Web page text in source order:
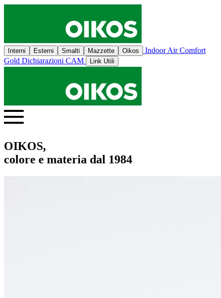
Interni Esterni Smalti Mazzette Oikos
Indoor Air Comfort
Gold Dichiarazioni CAM Link Utili
OIKOS,
colore e materia dal 1984